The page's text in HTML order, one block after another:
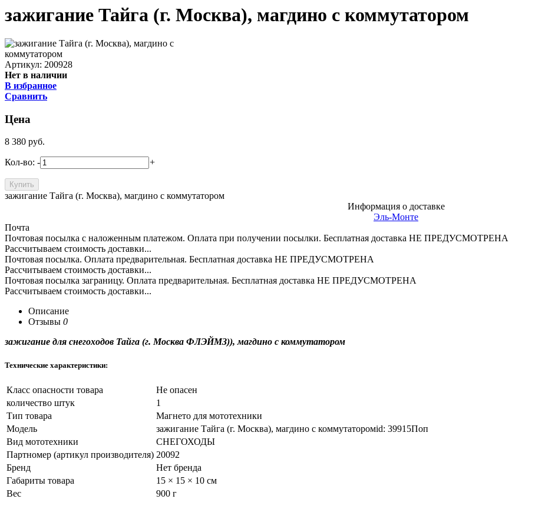
зажигание Тайга (г. Москва), магдино с коммутатором
Артикул: 200928
Нет в наличии
В избранное
Сравнить
Цена
8 380 руб.
Кол-во: - +
зажигание Тайга (г. Москва), магдино с коммутатором
Информация о доставке
Эль-Монте
Почта
Почтовая посылка с наложенным платежом. Оплата при получении посылки. Бесплатная доставка НЕ ПРЕДУСМОТРЕНА
Рассчитываем стоимость доставки...
Почтовая посылка. Оплата предварительная. Бесплатная доставка НЕ ПРЕДУСМОТРЕНА
Рассчитываем стоимость доставки...
Почтовая посылка заграницу. Оплата предварительная. Бесплатная доставка НЕ ПРЕДУСМОТРЕНА
Рассчитываем стоимость доставки...
Описание
Отзывы 0
зажигание для снегоходов Тайга (г. Москва ФЛЭЙМЗ)), магдино с коммутатором
Технические характеристики:
Класс опасности товара
Не опасен
количество штук
1
Тип товара
Магнето для мототехники
Модель
зажигание Тайга (г. Москва), магдино с коммутаторомid: 39915Поп
Вид мототехники
СНЕГОХОДЫ
Партномер (артикул производителя) 20092
Бренд
Нет бренда
Габариты товара
15 × 15 × 10 см
Вес
900 г